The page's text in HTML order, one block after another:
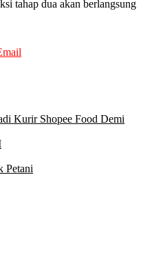
tahap dua akan berlangsung
Kurir Shopee Food Demi
Petani